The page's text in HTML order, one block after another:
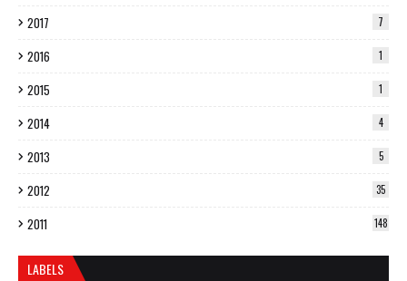
2017 7
2016 1
2015 1
2014 4
2013 5
2012 35
2011 148
LABELS